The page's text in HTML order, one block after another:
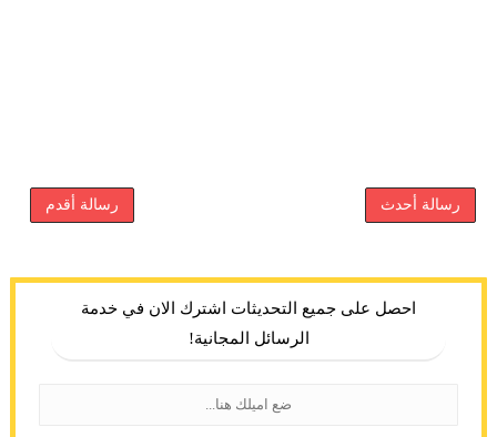
رسالة أحدث رسالة أقدم
احصل على جميع التحديثات اشترك الان في خدمة
الرسائل المجانية!